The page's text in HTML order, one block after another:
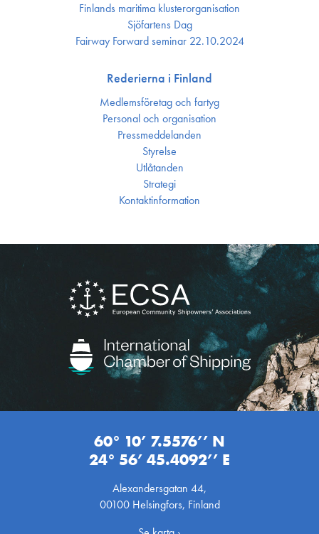
Finlands maritima kluster­organisation
Sjöfartens Dag
Fairway Forward seminar 22.10.2024
Rederierna i Finland
Medlemsföretag och fartyg
Personal och organisation
Press­meddelanden
Styrelse
Utlåtanden
Strategi
Kontakt­information
60° 10’ 7.5576’’ N
24° 56’ 45.4092’’ E
Alexandersgatan 44,
00100 Helsingfors, Finland